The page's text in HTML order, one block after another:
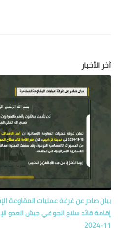
آخر الأخبار
بيان صادر عن غرفة عمليات المقاومة
11-2024